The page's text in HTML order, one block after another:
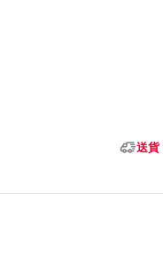
送貨